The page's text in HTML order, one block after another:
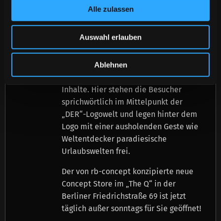
Alle zulassen
Auswahl erlauben
Ablehnen
großen displaybasierten <link living-
wall.html _blank>›living wall‹, die nicht
nur die hochwertige Filmkollektion der
DER-Reiseziele im Kinoformat zeigt,
sondern auch berührungslos interaktive
Inhalte. Hier stehen die Besucher
sprichwörtlich im Mittelpunkt der
„DER“-Logowelt und legen hinter dem
Logo mit einer ausholenden Geste wie
Weltentdecker paradiesische
Urlaubswelten frei.
Der von rb-concept konzipierte neue
Concept Store im „The Q“ in der
Berliner Friedrichstraße 69 ist jetzt
täglich außer sonntags für Sie geöffnet!